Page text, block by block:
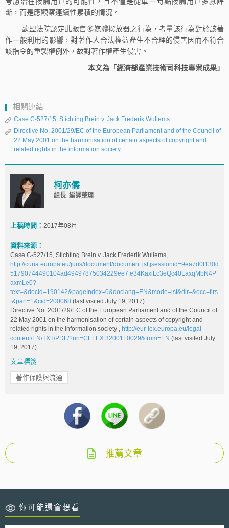
斷，而是應觀察連續性累積的情況。
歐盟法院認定此販售多媒體撥放器之行為，考量該行為對於該著
作一般利用的影響，對著作人合法權益產生不合理的侵害因而不符合
該指令的重製權例外，故對著作權產生侵害。
本文為「經濟部產業技術司科技專案成果」
相關連結
Case C‑527/15, Stichting Brein v. Jack Frederik Wullems
Directive No. 2001/29/EC of the European Parliament and of the Council of
22 May 2001 on the harmonisation of certain aspects of copyright and
related rights in the information society
柯亦儒
組長 編譯整理
上稿時間： 2017年08月
資料來源：
Case C‑527/15, Stichting Brein v. Jack Frederik Wullems,
http://curia.europa.eu/juris/document/document.jsf;jsessionid=9ea7d0f130d
51790744490104ad49497875034229ee7.e34KaxiLc3eQc40LaxqMbN4P
axmLe0?
text=&docid=190142&pageIndex=0&doclang=EN&mode=lst&dir=&occ=firs
t&part=1&cid=200068 (last visited July 19, 2017).
Directive No. 2001/29/EC of the European Parliament and of the Council of
22 May 2001 on the harmonisation of certain aspects of copyright and
related rights in the information society , http://eur-lex.europa.eu/legal-
content/EN/TXT/PDF/?uri=CELEX:32001L0029&from=EN (last visited July
19, 2017).
文章標籤
著作保護與流通
推薦文章
你可能還會想看